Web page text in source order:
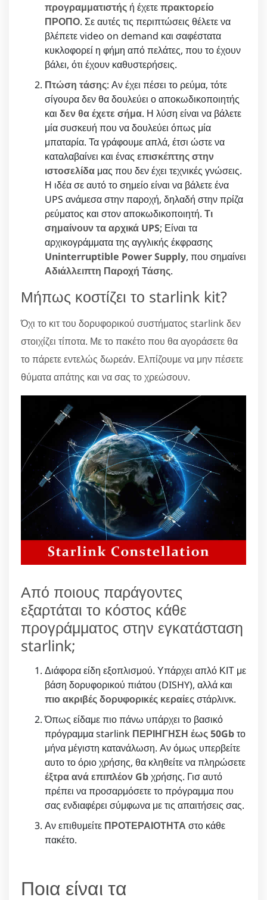
προγραμματιστής ή έχετεπρακτορείο
ΠΡΟΠΟ. Σε αυτές τις περιπτώσεις θέλετε να
βλέπετε video on demand και σαφέστατα
κυκλοφορεί η φήμη από πελάτες, που το έχουν
βάλει, ότι έχουν καθυστερήσεις.
Πτώση τάσης: Αν έχει πέσει το ρεύμα, τότε
σίγουρα δεν θα δουλεύει ο αποκωδικοποιητής
και δεν θα έχετε σήμα. Η λύση είναι να βάλετε
μία συσκευή που να δουλεύει όπως μία
μπαταρία. Τα γράφουμε απλά, έτσι ώστε να
καταλαβαίνει και ένας επισκέπτης στην
ιστοσελίδα μας που δεν έχει τεχνικές γνώσεις.
Η ιδέα σε αυτό το σημείο είναι να βάλετε ένα
UPS ανάμεσα στην παροχή, δηλαδή στην πρίζα
ρεύματος και στον αποκωδικοποιητή. Τι
σημαίνουν τα αρχικά UPS; Είναι τα
αρχικογράμματα της αγγλικής έκφρασης
Uninterruptible Power Supply, που σημαίνει
Αδιάλλειπτη Παροχή Τάσης.
Μήπως κοστίζει το starlink kit?
Όχι το κιτ του δορυφορικού συστήματος starlink δεν
στοιχίζει τίποτα. Με το πακέτο που θα αγοράσετε θα
το πάρετε εντελώς δωρεάν. Ελπίζουμε να μην πέσετε
θύματα απάτης και να σας το χρεώσουν.
Από ποιους παράγοντες
εξαρτάται το κόστος κάθε
προγράμματος στην εγκατάσταση
starlink;
Διάφορα είδη εξοπλισμού. Υπάρχει απλό ΚΙΤ με
βάση δορυφορικού πιάτου (DISHY), αλλά και
πιο ακριβές δορυφορικές κεραίεςστάρλινκ.
Όπως είδαμε πιο πάνω υπάρχει το βασικό
πρόγραμμα starlink ΠΕΡΙΗΓΗΣΗ έως 50Gbτο
μήνα μέγιστη κατανάλωση. Αν όμως υπερβείτε
αυτο το όριο χρήσης, θα κληθείτε να πληρώσετε
έξτρα ανά επιπλέον Gbχρήσης. Γισ αυτό
πρέπει να προσαρμόσετε το πρόγραμμα που
σας ενδιαφέρει σύμφωνα με τις απαιτήσεις σας.
Αν επιθυμείτε ΠΡΟΤΕΡΑΙΟΤΗΤΑ στο κάθε
πακέτο.
Ποια είναι τα